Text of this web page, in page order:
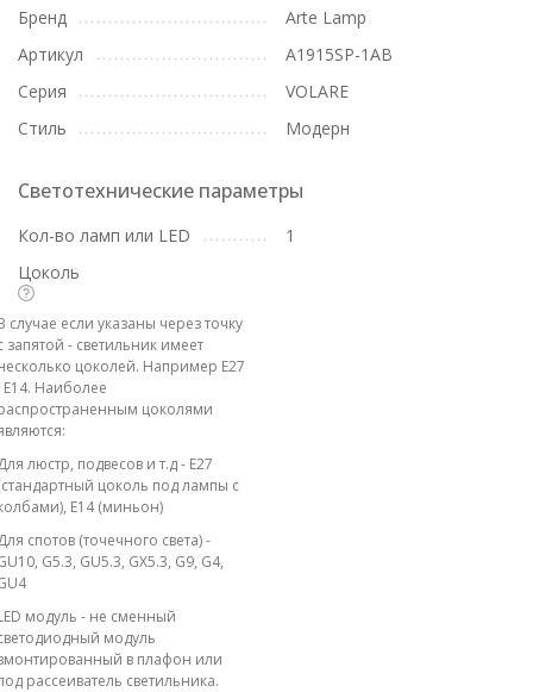
Бренд
Arte Lamp
Артикул
A1915SP-1AB
Серия
VOLARE
Стиль
Модерн
Светотехнические параметры
Кол-во ламп или LED
1
Цоколь
случае если указаны через точку
запятой - светильник имеет
цоколей. Например E27
E14. Наиболее
цоколями
люстр, подвесов и т.д - E27
цоколь под лампы с
E14 (миньон)
спотов (точечного света) -
G5.3, GU5.3, GX5.3, G9, G4,
модуль - не сменный
модуль
в плафон или
рассеиватель светильника.